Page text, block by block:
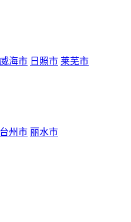
威海市 日照市 莱芜市
台州市 丽水市